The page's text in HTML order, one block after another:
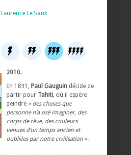
Laurence Le Saux
2010.
En 1891, Paul Gauguin décide de
partir pour Tahiti , où il espère
peindre « des choses que
personne n’a osé imaginer, des
corps de rêve, des couleurs
venues d’un temps ancien et
oubliées par notre civilisation ».